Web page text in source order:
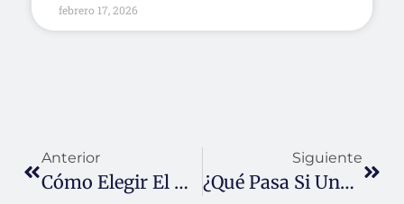
febrero 17, 2026
Anterior
Cómo Elegir El Mejor Superenfriador Para Hostelería
Siguiente
¿Qué Pasa Si Una Bebida Alcohólica Se Congela?